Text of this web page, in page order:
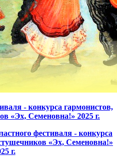
- конкурса гармонистов,
«Эх, Семеновна!» 2025 г.
фестиваля - конкурса
«Эх, Семеновна!»
г.